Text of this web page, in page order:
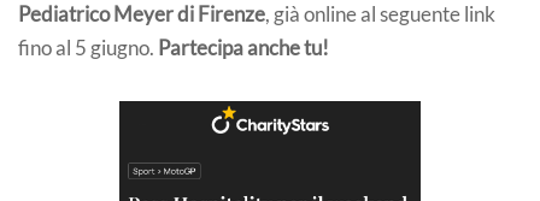
Pediatrico Meyer di Firenze, già online al seguente link
fino al 5 giugno. Partecipa anche tu!